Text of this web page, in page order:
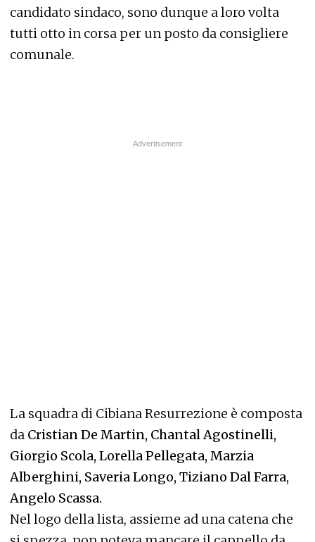
candidato sindaco, sono dunque a loro volta
tutti otto in corsa per un posto da consigliere
comunale.
La squadra di Cibiana Resurrezione è composta
da Cristian De Martin, Chantal Agostinelli,
Giorgio Scola, Lorella Pellegata, Marzia
Alberghini, Saveria Longo, Tiziano Dal Farra,
Angelo Scassa.
Nel logo della lista, assieme ad una catena che